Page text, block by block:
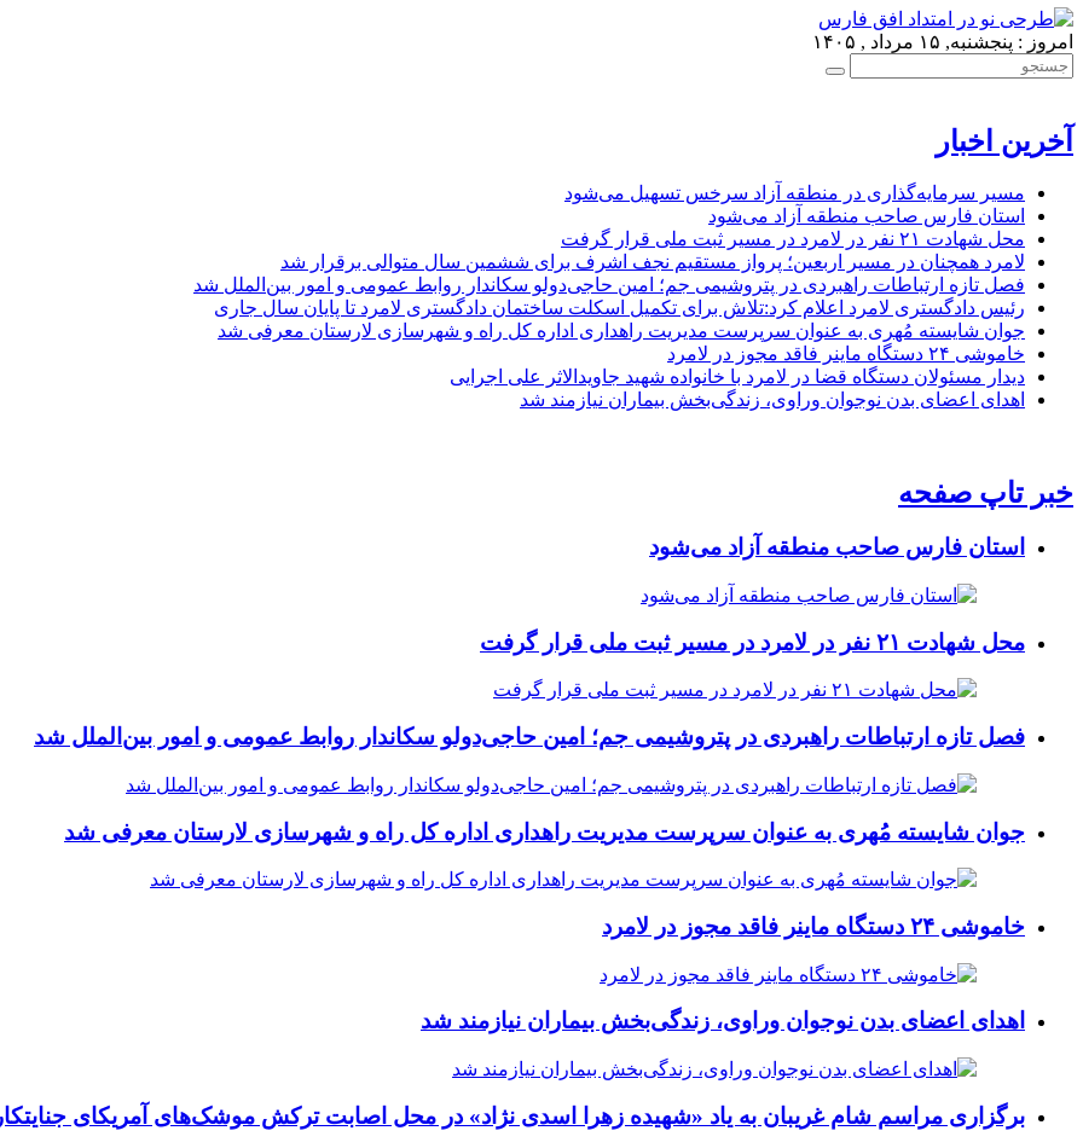
امروز : پنجشنبه, ۱۵ مرداد , ۱۴۰۵
آخرین اخبار
مسیر سرمایه‌گذاری در منطقه آزاد سرخس تسهیل می‌شود
استان فارس صاحب منطقه آزاد می‌شود
محل شهادت ۲۱ نفر در لامرد در مسیر ثبت ملی قرار گرفت
لامرد همچنان در مسیر اربعین؛ پرواز مستقیم نجف اشرف برای ششمین سال متوالی برقرار شد
فصل تازه ارتباطات راهبردی در پتروشیمی جم؛ امین حاجی‌دولو سکاندار روابط عمومی و امور بین‌الملل شد
رئیس دادگستری لامرد اعلام کرد:تلاش برای تکمیل اسکلت ساختمان دادگستری لامرد تا پایان سال جاری
جوان شایسته مُهری به عنوان سرپرست مدیریت راهداری اداره کل راه و شهرسازی لارستان معرفی شد
خاموشی ۲۴ دستگاه ماینر فاقد مجوز در لامرد
دیدار مسئولان دستگاه قضا در لامرد با خانواده شهید جاویدالاثر علی اجرایی
اهدای اعضای بدن نوجوان وراوی، زندگی‌بخش بیماران نیازمند شد
خبر تاپ صفحه
استان فارس صاحب منطقه آزاد می‌شود
محل شهادت ۲۱ نفر در لامرد در مسیر ثبت ملی قرار گرفت
فصل تازه ارتباطات راهبردی در پتروشیمی جم؛ امین حاجی‌دولو سکاندار روابط عمومی و امور بین‌الملل شد
جوان شایسته مُهری به عنوان سرپرست مدیریت راهداری اداره کل راه و شهرسازی لارستان معرفی شد
خاموشی ۲۴ دستگاه ماینر فاقد مجوز در لامرد
اهدای اعضای بدن نوجوان وراوی، زندگی‌بخش بیماران نیازمند شد
برگزاری مراسم شام غریبان به یاد «شهیده زهرا اسدی نژاد» در محل اصابت ترکش موشک‌های آمریکای جنایتکار